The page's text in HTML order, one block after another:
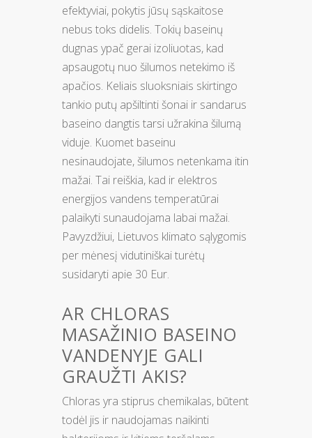
efektyviai, pokytis jūsų sąskaitose
nebus toks didelis. Tokių baseinų
dugnas ypač gerai izoliuotas, kad
apsaugotų nuo šilumos netekimo iš
apačios. Keliais sluoksniais skirtingo
tankio putų apšiltinti šonai ir sandarus
baseino dangtis tarsi užrakina šilumą
viduje. Kuomet baseinu
nesinaudojate, šilumos netenkama itin
mažai. Tai reiškia, kad ir elektros
energijos vandens temperatūrai
palaikyti sunaudojama labai mažai.
Pavyzdžiui, Lietuvos klimato sąlygomis
per mėnesį vidutiniškai turėtų
susidaryti apie 30 Eur.
AR CHLORAS
MASAŽINIO BASEINO
VANDENYJE GALI
GRAUŽTI AKIS?
Chloras yra stiprus chemikalas, būtent
todėl jis ir naudojamas naikinti